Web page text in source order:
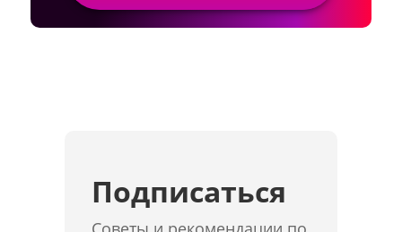
Подписаться